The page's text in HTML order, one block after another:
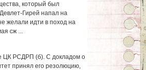
который был
Гирей напал на
желали идти в поход на
сж ...
ЦК РСДРП (б). С докладом о
принял его резолюцию,